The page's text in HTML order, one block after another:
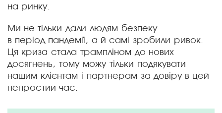
на ринку.
Ми не тільки дали людям безпеку
в період пандемії, а й самі зробили ривок.
Ця криза стала трампліном до нових
досягнень, тому можу тільки подякувати
нашим клієнтам і партнерам за довіру в цей
непростий час.